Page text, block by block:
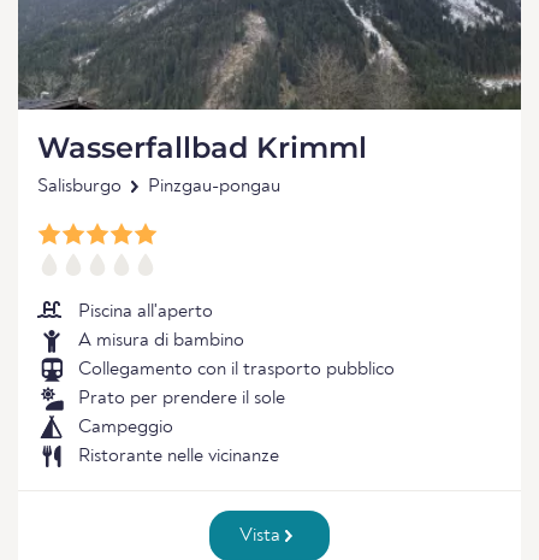
Wasserfallbad Krimml
Salisburgo Pinzgau-pongau
Piscina all'aperto
A misura di bambino
Collegamento con il trasporto pubblico
Prato per prendere il sole
Campeggio
Ristorante nelle vicinanze
Vista